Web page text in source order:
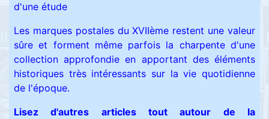
d'une étude
Les marques postales du XVIIème restent une valeur
sûre et forment même parfois la charpente d'une
collection approfondie en apportant des éléments
historiques très intéressants sur la vie quotidienne
de l'époque.
Lisez d'autres articles tout autour de la